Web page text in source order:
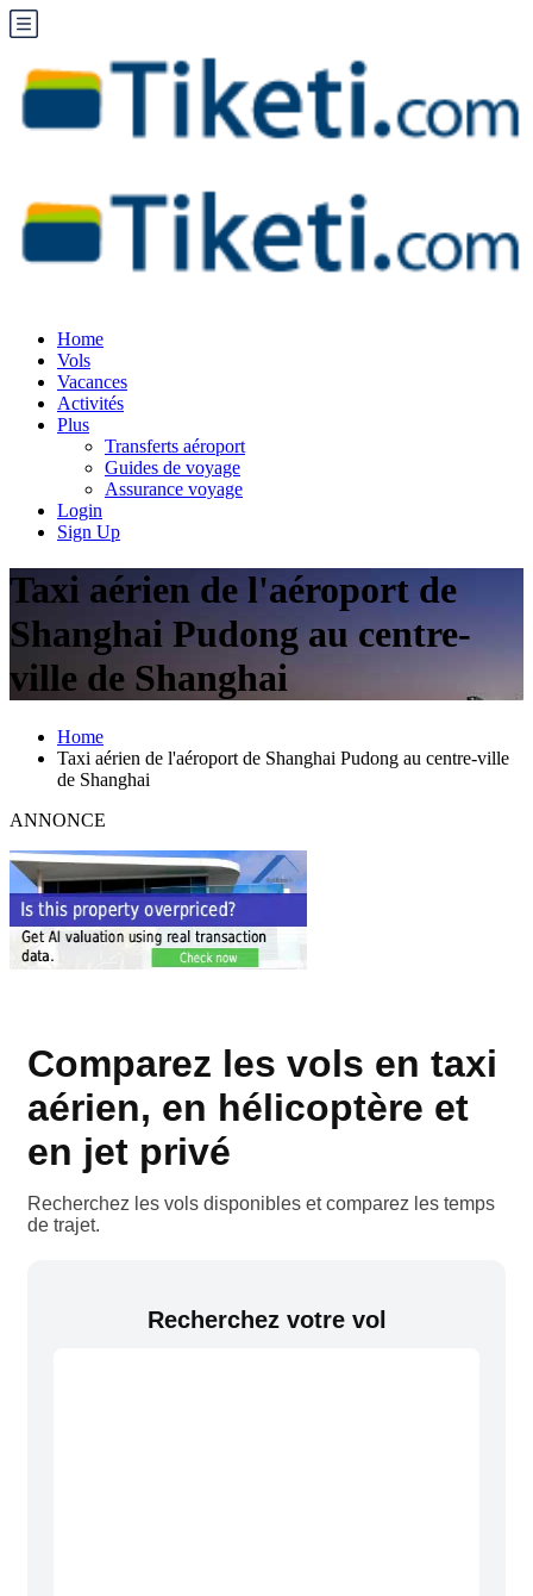
Home
Vols
Vacances
Activités
Plus
Transferts aéroport
Guides de voyage
Assurance voyage
Login
Sign Up
Taxi aérien de l'aéroport de
Shanghai Pudong au centre-
ville de Shanghai
Home
Taxi aérien de l'aéroport de Shanghai Pudong au centre-ville
de Shanghai
ANNONCE
Comparez les vols en taxi
aérien, en hélicoptère et
en jet privé
Recherchez les vols disponibles et comparez les temps
de trajet.
Recherchez votre vol